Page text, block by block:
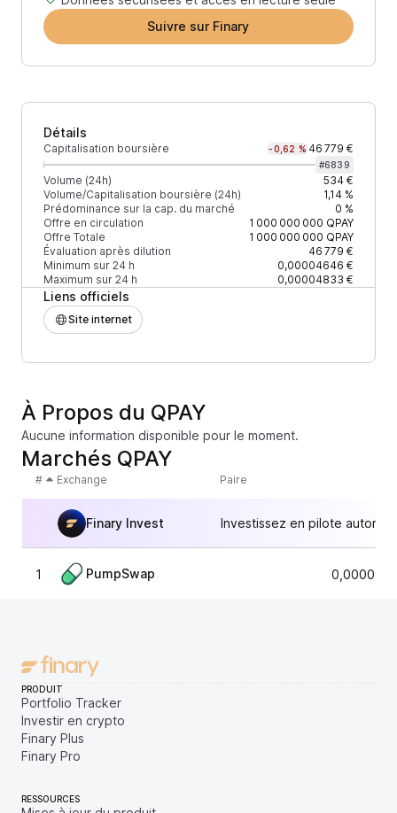
Suivre sur Finary
Détails
Capitalisation boursière -0,62 % 46 779 €
#6839
Volume (24h)
534 €
Volume/Capitalisation boursière (24h)
1,14 %
Prédominance sur la cap. du marché
0 %
Offre en circulation
1 000 000 000 QPAY
Offre Totale
1 000 000 000 QPAY
Évaluation après dilution
46 779 €
Minimum sur 24 h
0,00004646 €
Maximum sur 24 h
0,00004833 €
Liens officiels
Site internet
À Propos du QPAY
Aucune information disponible pour le moment.
Marchés QPAY
# Exchange Paire
Finary Invest Investissez en pilote
1 PumpSwap
PRODUIT
Portfolio Tracker
Investir en crypto
Finary Plus
Finary Pro
RESSOURCES